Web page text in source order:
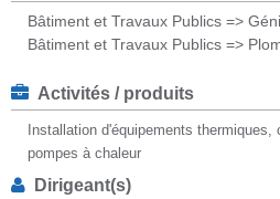
Bâtiment et Travaux Publics =>
Bâtiment et Travaux Publics =>
Activités / produits
Installation d'équipements
pompes à chaleur
Dirigeant(s)